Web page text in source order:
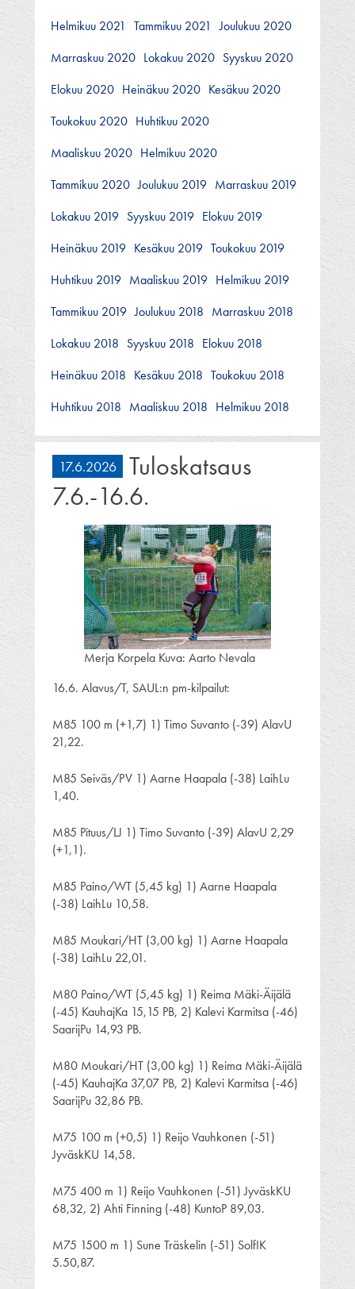
Helmikuu 2021
Tammikuu 2021
Joulukuu 2020
Marraskuu 2020 Lokakuu 2020 Syyskuu 2020
Elokuu 2020 Heinäkuu 2020 Kesäkuu 2020
Toukokuu 2020 Huhtikuu 2020
Maaliskuu 2020 Helmikuu 2020
Tammikuu 2020 Joulukuu 2019 Marraskuu 2019
Lokakuu 2019 Syyskuu 2019 Elokuu 2019
Heinäkuu 2019 Kesäkuu 2019 Toukokuu 2019
Huhtikuu 2019 Maaliskuu 2019 Helmikuu 2019
Tammikuu 2019 Joulukuu 2018 Marraskuu 2018
Lokakuu 2018 Syyskuu 2018 Elokuu 2018
Heinäkuu 2018 Kesäkuu 2018 Toukokuu 2018
Huhtikuu 2018 Maaliskuu 2018 Helmikuu 2018
17.6.2026
Tuloskatsaus
7.6.-16.6.
Merja Korpela Kuva: Aarto Nevala
16.6. Alavus/T, SAUL:n pm-kilpailut:
M85 100 m (+1,7) 1) Timo Suvanto (-39) AlavU
21,22.
M85 Seiväs/PV 1) Aarne Haapala (-38) LaihLu
1,40.
M85 Pituus/LJ 1) Timo Suvanto (-39) AlavU 2,29
(+1,1).
M85 Paino/WT (5,45 kg) 1) Aarne Haapala
(-38) LaihLu 10,58.
M85 Moukari/HT (3,00 kg) 1) Aarne Haapala
(-38) LaihLu 22,01.
M80 Paino/WT (5,45 kg) 1) Reima Mäki-Äijälä
(-45) KauhajKa 15,15 PB, 2) Kalevi Karmitsa (-46)
SaarijPu 14,93 PB.
M80 Moukari/HT (3,00 kg) 1) Reima Mäki-Äijälä
(-45) KauhajKa 37,07 PB, 2) Kalevi Karmitsa (-46)
SaarijPu 32,86 PB.
M75 100 m (+0,5) 1) Reijo Vauhkonen (-51)
JyväskKU 14,58.
M75 400 m 1) Reijo Vauhkonen (-51) JyväskKU
68,32, 2) Ahti Finning (-48) KuntoP 89,03.
M75 1500 m 1) Sune Träskelin (-51) SolfIK
5.50,87.